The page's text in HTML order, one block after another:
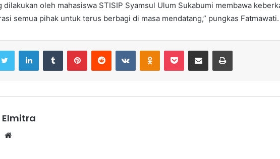
dilakukan oleh mahasiswa STISIP Syamsul Ulum Sukabumi membawa
semua pihak untuk terus berbagi di masa mendatang,” pungkas Fatmawati.
Twitter LinkedInTumblr PinterestReddit VKontakteOdnoklassniki
Pocket Share via Email Print
Elmitra
Website